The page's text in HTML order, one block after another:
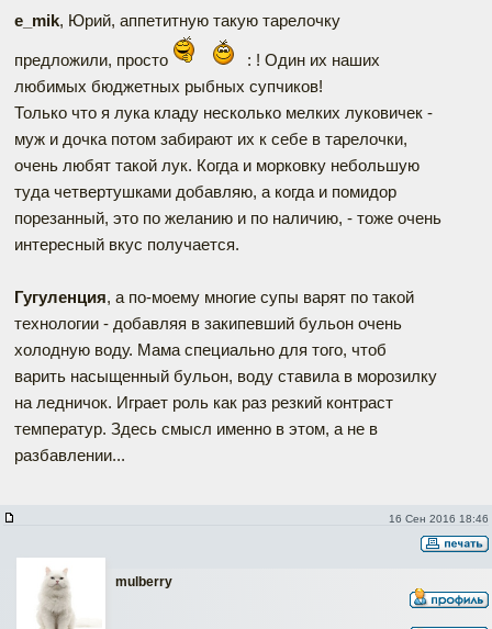
e_mik, Юрий, аппетитную такую тарелочку
предложили, просто
: ! Один их наших
любимых бюджетных рыбных супчиков!
Только что я лука кладу несколько мелких луковичек -
муж и дочка потом забирают их к себе в тарелочки,
очень любят такой лук. Когда и морковку небольшую
туда четвертушками добавляю, а когда и помидор
порезанный, это по желанию и по наличию, - тоже очень
интересный вкус получается.
Гугуленция, а по-моему многие супы варят по такой
технологии - добавляя в закипевший бульон очень
холодную воду. Мама специально для того, чтоб
варить насыщенный бульон, воду ставила в морозилку
на ледничок. Играет роль как раз резкий контраст
температур. Здесь смысл именно в этом, а не в
разбавлении...
16 Сен 2016 18:46
mulberry